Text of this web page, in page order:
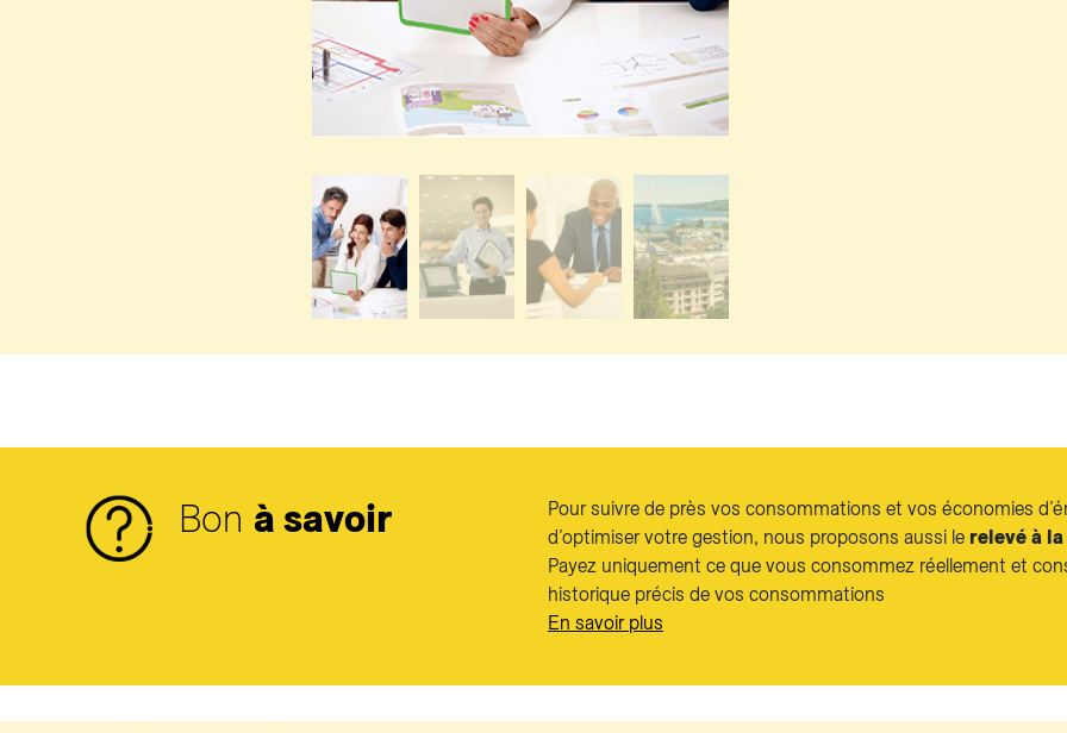
Bon à savoir
Pour suivre de près vos consommations et vos économies
d’optimiser votre gestion, nous proposons aussi le relevé à
Payez uniquement ce que vous consommez réellement et
historique précis de vos consommations
En savoir plus